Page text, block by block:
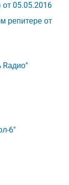
от 05.05.2016
репитере от
Rадио"
6"